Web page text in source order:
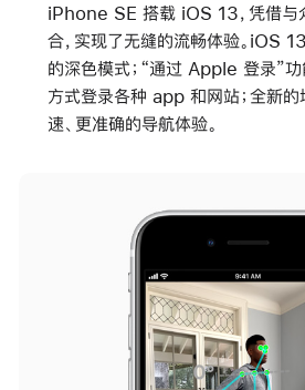
iPhone SE 搭载 iOS 13，凭借与
合，实现了无缝的流畅体验。iOS
的深色模式；“通过 Apple 登录”功
方式登录各种 app 和网站；全新
速、更准确的导航体验。